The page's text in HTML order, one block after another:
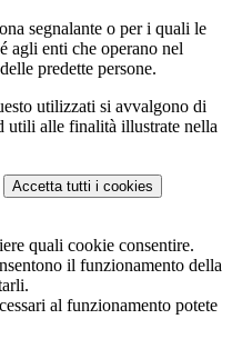
segnalante o per i quali le
agli enti che operano nel
predette persone.
utilizzati si avvalgono di
utili alle finalità illustrate nella
Accetta tutti i cookies
quali cookie consentire.
il funzionamento della
al funzionamento potete